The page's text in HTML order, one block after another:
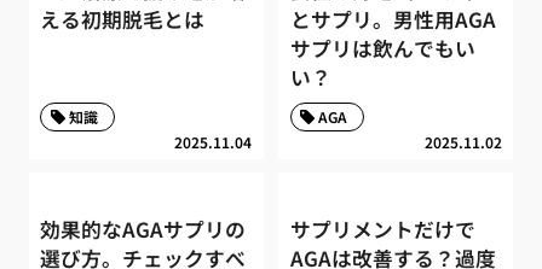
える初期脱毛とは
2025.11.04
知識
とサプリ。男性用AGA
サプリは飲んでもい
い？
2025.11.02
AGA
効果的なAGAサプリの
選び方。チェックすべ
サプリメントだけで
AGAは改善する？過度